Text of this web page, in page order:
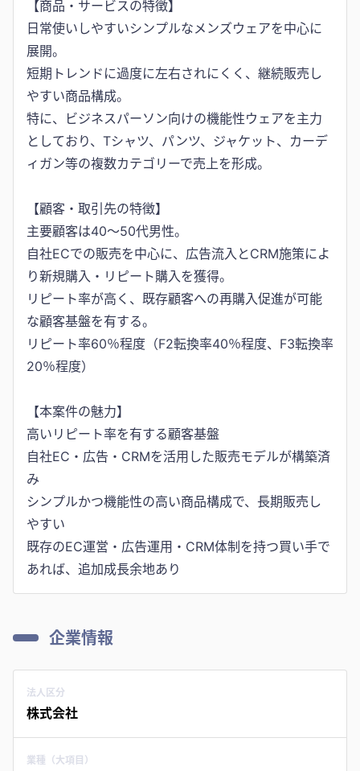
【商品・サービスの特徴】
日常使いしやすいシンプルなメンズウェアを中心に
展開。
短期トレンドに過度に左右されにくく、継続販売し
やすい商品構成。
特に、ビジネスパーソン向けの機能性ウェアを主力
としており、Tシャツ、パンツ、ジャケット、カーデ
ィガン等の複数カテゴリーで売上を形成。
【顧客・取引先の特徴】
主要顧客は40〜50代男性。
自社ECでの販売を中心に、広告流入とCRM施策によ
り新規購入・リピート購入を獲得。
リピート率が高く、既存顧客への再購入促進が可能
な顧客基盤を有する。
リピート率60％程度（F2転換率40％程度、F3転換率
20％程度）
【本案件の魅力】
高いリピート率を有する顧客基盤
自社EC・広告・CRMを活用した販売モデルが構築済
み
シンプルかつ機能性の高い商品構成で、長期販売し
やすい
既存のEC運営・広告運用・CRM体制を持つ買い手で
あれば、追加成長余地あり
企業情報
法人区分
株式会社
業種（大項目）